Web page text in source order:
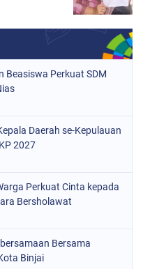
Beasiswa Perkuat SDM
Daerah se-Kepulauan
2027
Perkuat Cinta kepada
Bersholawat
Bersama
Binjai